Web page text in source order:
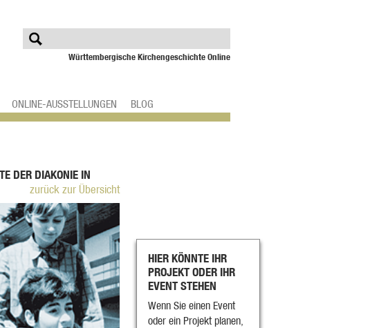
ONLINE-AUSSTELLUNGEN BLOG
Württembergische Kirchengeschichte Online
DER DIAKONIE IN
zurück zur Übersicht
HIER KÖNNTE IHR
PROJEKT ODER IHR
EVENT STEHEN
Wenn Sie einen Event
oder ein Projekt planen,